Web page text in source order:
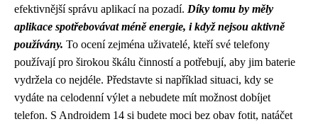
efektivnější správu aplikací na pozadí. Díky tomu by měly
aplikace spotřebovávat méně energie, i když nejsou aktivně
používány. To ocení zejména uživatelé, kteří své telefony
používají pro širokou škálu činností a potřebují, aby jim baterie
vydržela co nejdéle. Představte si například situaci, kdy se
vydáte na celodenní výlet a nebudete mít možnost dobíjet
telefon. S Androidem 14 si budete moci bez obav fotit, natáčet